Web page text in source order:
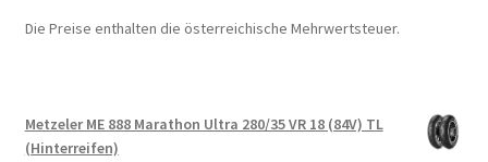
Die Preise enthalten die österreichische Mehrwertsteuer.
Metzeler ME 888 Marathon Ultra 280/35 VR 18 (84V) TL
(Hinterreifen)